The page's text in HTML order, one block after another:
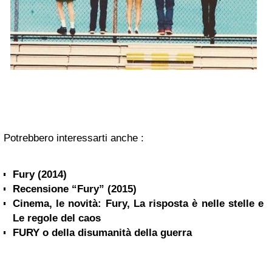
Potrebbero interessarti anche :
Fury (2014)
Recensione “Fury” (2015)
Cinema, le novità: Fury, La risposta è nelle stelle e
Le regole del caos
FURY o della disumanità della guerra